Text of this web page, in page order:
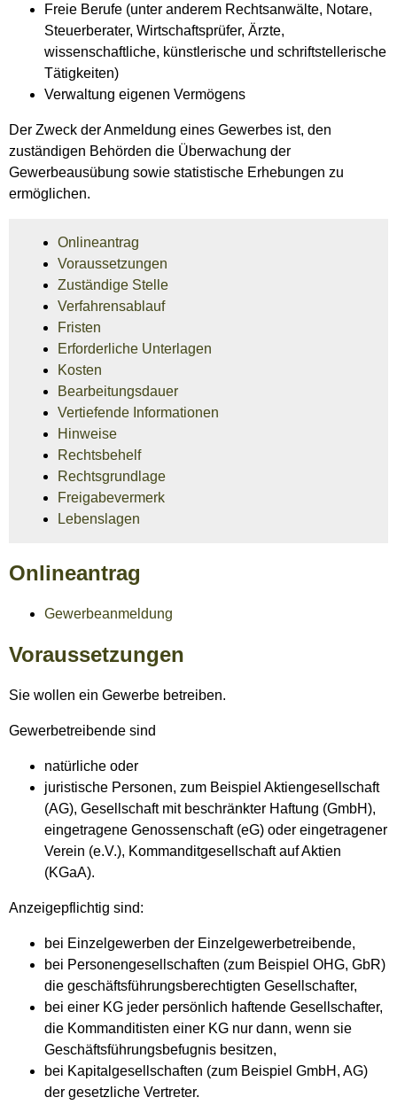
Freie Berufe (unter anderem Rechtsanwälte, Notare,
Steuerberater, Wirtschaftsprüfer, Ärzte,
wissenschaftliche, künstlerische und schriftstellerische
Tätigkeiten)
Verwaltung eigenen Vermögens
Der Zweck der Anmeldung eines Gewerbes ist, den
zuständigen Behörden die Überwachung der
Gewerbeausübung sowie statistische Erhebungen zu
ermöglichen.
Onlineantrag
Voraussetzungen
Zuständige Stelle
Verfahrensablauf
Fristen
Erforderliche Unterlagen
Kosten
Bearbeitungsdauer
Vertiefende Informationen
Hinweise
Rechtsbehelf
Rechtsgrundlage
Freigabevermerk
Lebenslagen
Onlineantrag
Gewerbeanmeldung
Voraussetzungen
Sie wollen ein Gewerbe betreiben.
Gewerbetreibende sind
natürliche oder
juristische Personen, zum Beispiel Aktiengesellschaft
(AG), Gesellschaft mit beschränkter Haftung (GmbH),
eingetragene Genossenschaft (eG) oder eingetragener
Verein (e.V.), Kommanditgesellschaft auf Aktien
(KGaA).
Anzeigepflichtig sind:
bei Einzelgewerben der Einzelgewerbetreibende,
bei Personengesellschaften (zum Beispiel OHG, GbR)
die geschäftsführungsberechtigten Gesellschafter,
bei einer KG jeder persönlich haftende Gesellschafter,
die Kommanditisten einer KG nur dann, wenn sie
Geschäftsführungsbefugnis besitzen,
bei Kapitalgesellschaften (zum Beispiel GmbH, AG)
der gesetzliche Vertreter.